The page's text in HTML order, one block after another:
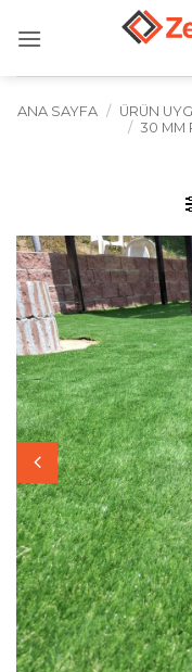
atla
ANA SAYFA / ÜRÜN
/ 30 MM